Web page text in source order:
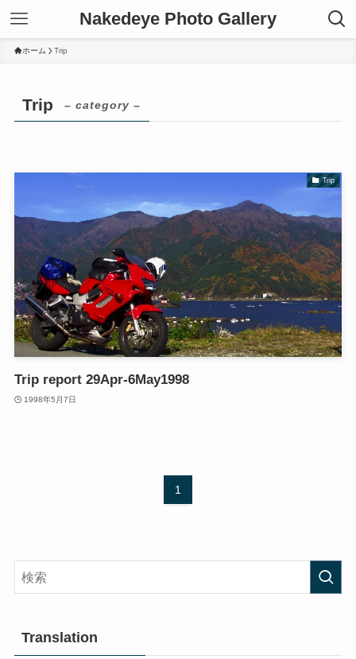
Nakedeye Photo Gallery
ホーム Trip
Trip – category –
Trip
Trip report 29Apr-6May1998
1998年5月7日
1
Translation